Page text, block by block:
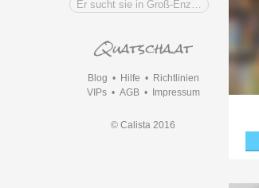
Blog • Hilfe • Richtlinien
VIPs• AGB• Impressum
© Calista 2016